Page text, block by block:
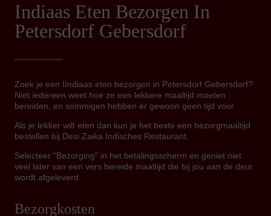
Indiaas Eten Bezorgen In
Petersdorf Gebersdorf
Zoek je een IIndiaas eten bezorgen in Petersdorf Gebersdorf?
Niet iedereen weet hoe ze een lekkere maaltijd moeten
bereiden, en sommigen hebben er gewoon geen tijd voor.
Als je lekker wilt eten dan kun je het beste een bezorgmaaltijd
bestellen bij Desi Zaika Indisches Restaurant.
Selecteer "Bezorging" in het betalingsscherm en geniet niet
veel later van een vers bereide maaltijd die bij jou aan de deur
wordt afgeleverd.
Bezorgkosten